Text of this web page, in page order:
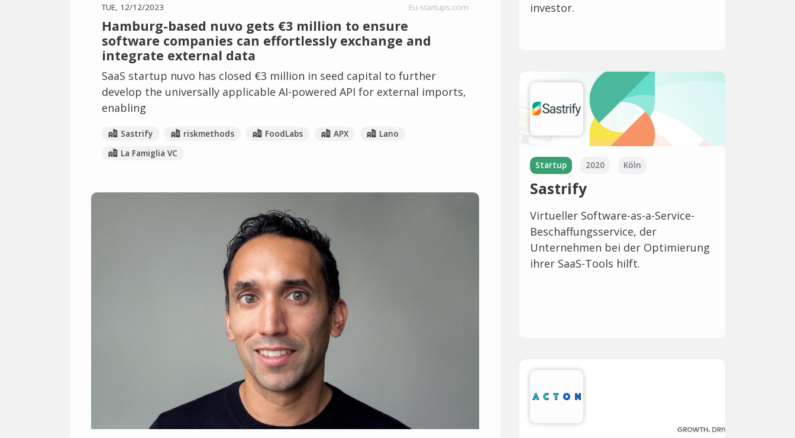
TUE, 12/12/2023 Eu-startups.com
Hamburg-based nuvo gets €3 million to ensure
software companies can effortlessly exchange and
integrate external data
SaaS startup nuvo has closed €3 million in seed capital to further
develop the universally applicable AI-powered API for external imports,
enabling
Sastrify riskmethods FoodLabs APX
Lano
La Famiglia VC
investor.
Startup 2020 Köln
Sastrify
Virtueller Software-as-a-Service-
Beschaffungsservice, der
Unternehmen bei der Optimierung
ihrer SaaS-Tools hilft.